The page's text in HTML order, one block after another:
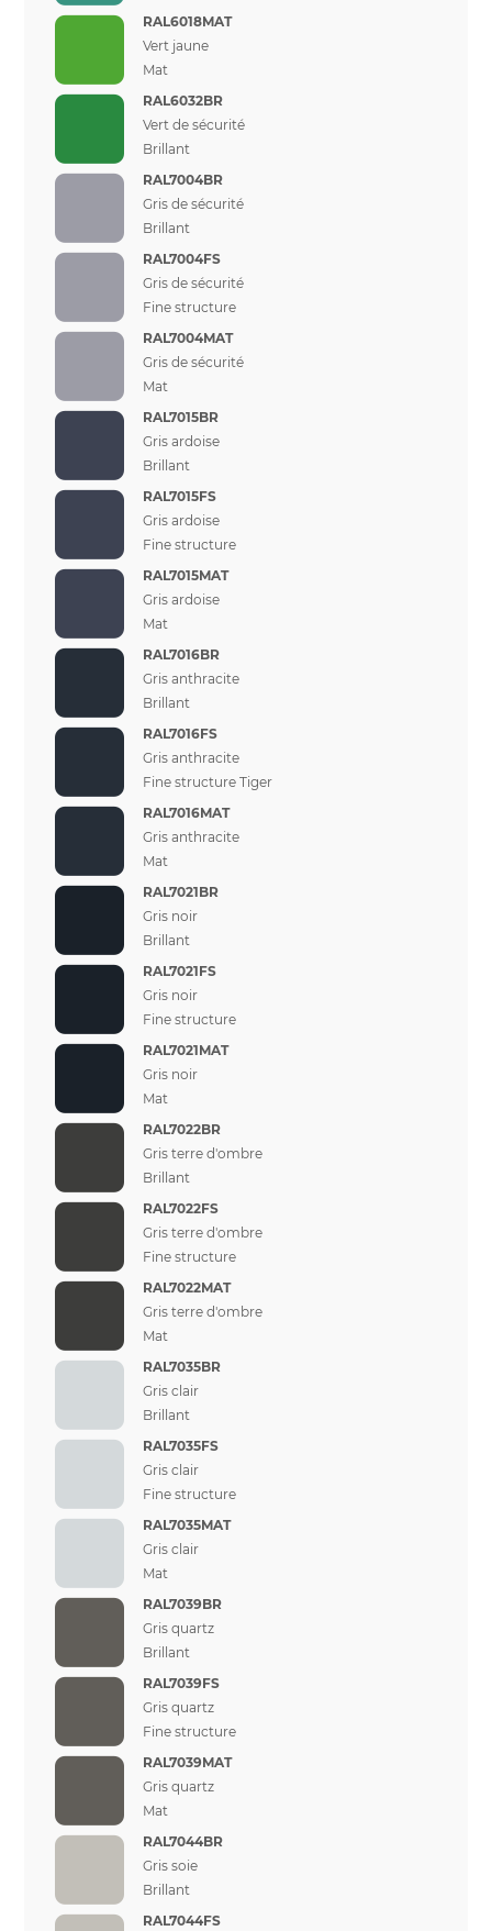
RAL6018MAT
Vert jaune
Mat
RAL6032BR
Vert de sécurité
Brillant
RAL7004BR
Gris de sécurité
Brillant
RAL7004FS
Gris de sécurité
Fine structure
RAL7004MAT
Gris de sécurité
Mat
RAL7015BR
Gris ardoise
Brillant
RAL7015FS
Gris ardoise
Fine structure
RAL7015MAT
Gris ardoise
Mat
RAL7016BR
Gris anthracite
Brillant
RAL7016FS
Gris anthracite
Fine structure Tiger
RAL7016MAT
Gris anthracite
Mat
RAL7021BR
Gris noir
Brillant
RAL7021FS
Gris noir
Fine structure
RAL7021MAT
Gris noir
Mat
RAL7022BR
Gris terre d'ombre
Brillant
RAL7022FS
Gris terre d'ombre
Fine structure
RAL7022MAT
Gris terre d'ombre
Mat
RAL7035BR
Gris clair
Brillant
RAL7035FS
Gris clair
Fine structure
RAL7035MAT
Gris clair
Mat
RAL7039BR
Gris quartz
Brillant
RAL7039FS
Gris quartz
Fine structure
RAL7039MAT
Gris quartz
Mat
RAL7044BR
Gris soie
Brillant
RAL7044FS